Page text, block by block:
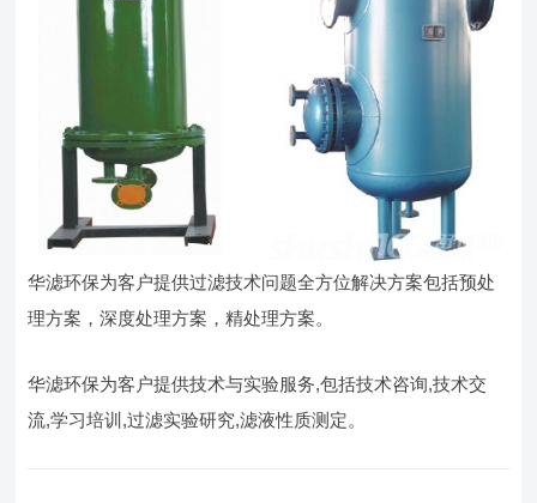
华滤环保为客户提供过滤技术问题全方位解决方案包括预处
理方案，深度处理方案，精处理方案。
华滤环保为客户提供技术与实验服务,包括技术咨询,技术交
流,学习培训,过滤实验研究,滤液性质测定。